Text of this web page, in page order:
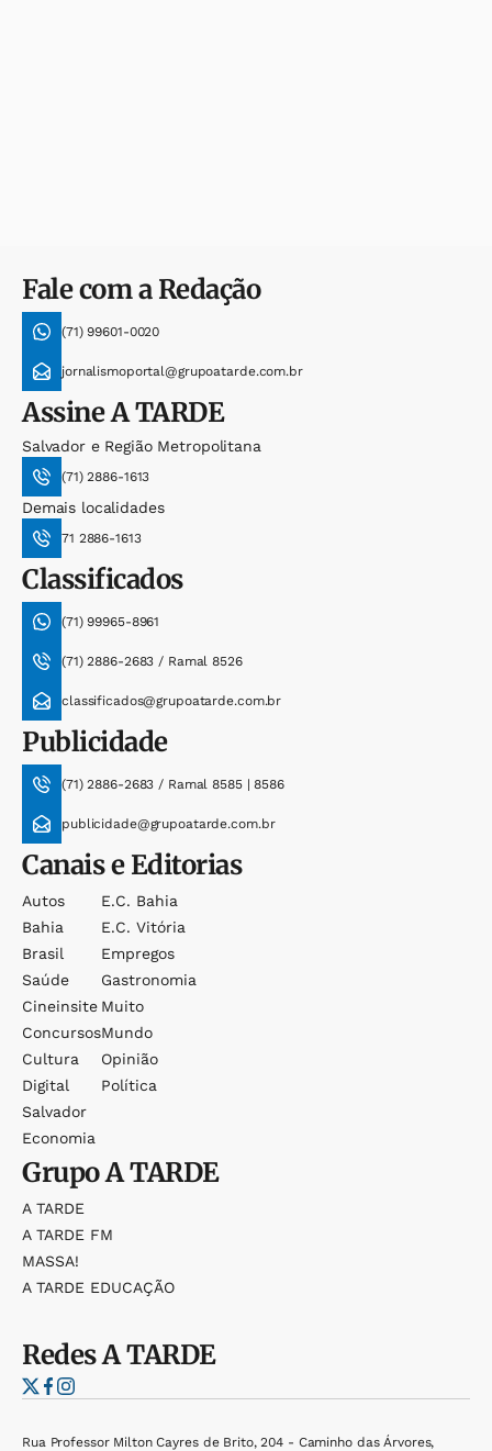
Fale com a Redação
(71) 99601-0020
jornalismoportal@grupoatarde.com.br
AssineA TARDE
Salvador e Região Metropolitana
(71) 2886-1613
Demais localidades
71 2886-1613
Classificados
(71) 99965-8961
(71) 2886-2683 / Ramal 8526
classificados@grupoatarde.com.br
Publicidade
(71) 2886-2683 / Ramal 8585 | 8586
publicidade@grupoatarde.com.br
Canais e Editorias
Autos
Bahia
Brasil
Saúde
Cineinsite
Concursos
Cultura
Digital
Salvador
Economia
E.c. Bahia
E.c. Vitória
Empregos
Gastronomia
Muito
Mundo
Opinião
Política
GrupoA TARDE
A TARDE
A TARDE FM
MASSA!
A TARDE EDUCAÇÃO
RedesA TARDE
Rua Professor Milton Cayres de Brito, 204 - Caminho das Árvores,